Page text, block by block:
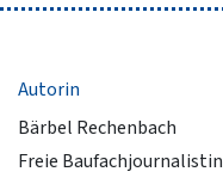
Autorin
Bärbel Rechenbach
Freie Baufachjournalistin